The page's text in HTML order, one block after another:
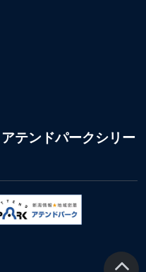
テンドパークシリー